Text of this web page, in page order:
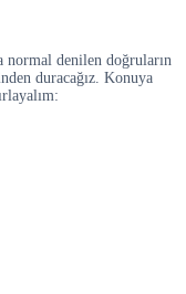
normal denilen doğruların
duracağız. Konuya